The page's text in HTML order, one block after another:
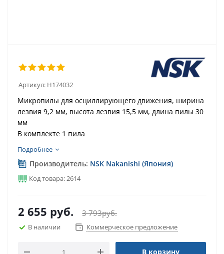
Артикул: H174032
Микропилы для осциллирующего движения, ширина
лезвия 9,2 мм, высота лезвия 15,5 мм, длина пилы 30
мм
В комплекте 1 пила
Подробнее
Производитель: NSK Nakanishi (Япония)
Код товара: 2614
2 655 руб. 3 793руб.
В наличии Коммерческое предложение
В корзину